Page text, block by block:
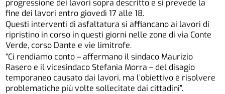
progressione dei lavori sopra descritto e si prevede la
fine dei lavori entro giovedì 17 alle 18.
Questi interventi di asfaltatura si affiancano ai lavori di
ripristino in corso in questi giorni nelle zone di via Conte
Verde, corso Dante e vie limitrofe.
“Ci rendiamo conto – affermano il sindaco Maurizio
Rasero e il vicesindaco Stefania Morra – del disagio
temporaneo causato dai lavori, ma l’obiettivo è risolvere
problematiche più volte sollecitate dai cittadini”.